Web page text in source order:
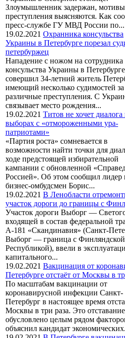
Злоумышленник задержан, мотивы
преступления выясняются. Как
пресс-службе ГУ МВД России по...
19.02.2021 Охранника консульства
Украины в Петербурге порезал
петербуржец
Нападение с ножом на сотрудника
консульства Украины в Петербурге
совершил 34-летний житель
имеющий несколько судимостей за
различные преступления. С
связывает место рождения...
19.02.2021 Титов не хочет диалога
выборах с «отмороженными ура-
патриотами»
«Партия роста» сомневается в
возможности найти точки для
ходе предстоящей избирательной
кампании с обновленной
Россией». Об этом сообщил лидер
бизнес-омбудсмен Борис...
19.02.2021 В Ленобласти
участок дороги до границы с
Участок дороги Выборг —
входящей в состав федеральной
А-181 «Скандинавия» (Санкт-
Выборг — граница с Финляндской
Республикой), ввели в
капитального...
19.02.2021 Вакцинация от
Петербурге отстаёт от Москвы в
По масштабам вакцинации от
коронавирусной инфекции Санкт-
Петербург в настоящее время
Москвы в три раза. Это отставание
обусловлено целым рядом
объяснил кандидат